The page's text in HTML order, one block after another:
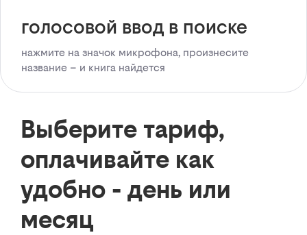
голосовой ввод в поиске
нажмите на значок микрофона, произнесите
название – и книга найдется
Выберите тариф,
оплачивайте как
удобно - день или
месяц